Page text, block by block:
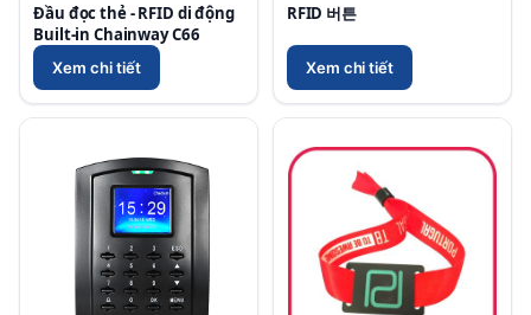
Đầu đọc thẻ - RFID di động
Built-in Chainway C66
Xem chi tiết
RFID 버튼
Xem chi tiết